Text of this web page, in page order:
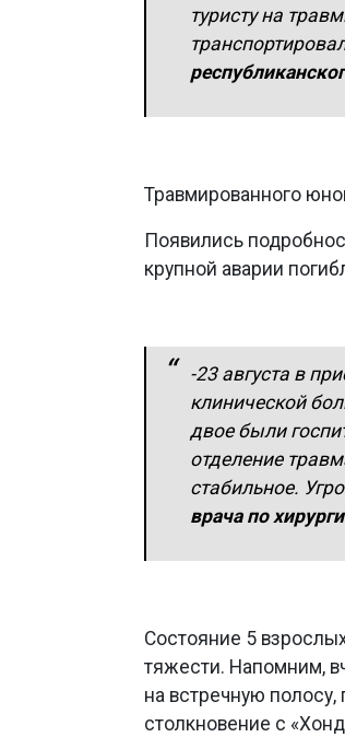
туристу на
Травмированного
Появились
крупной аварии
-23 августа в
клинической
двое были
отделение
стабильное.
врача по
Состояние 5
тяжести. Напомним,
на встречную
столкновение с